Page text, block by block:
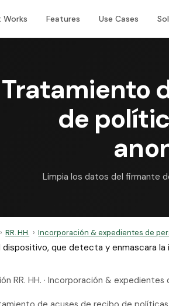
Works Features Use Cases
Tratamiento
de
Limpia los datos del firmante
› RR. HH. › Incorporación & expedientes de
que detecta y enmascara
RR. HH. · Incorporación & expedientes